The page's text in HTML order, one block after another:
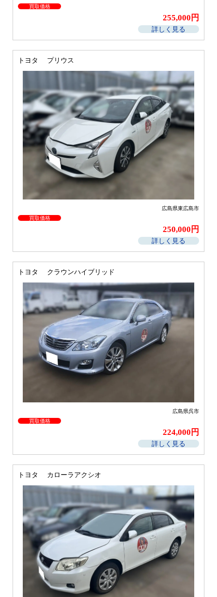
買取価格
255,000円
詳しく見る
トヨタ プリウス
広島県東広島市
買取価格
250,000円
詳しく見る
トヨタ クラウンハイブリッド
広島県呉市
買取価格
224,000円
詳しく見る
トヨタ カローラアクシオ